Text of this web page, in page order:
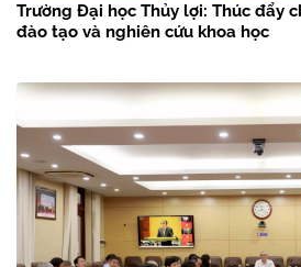
Trường Đại học Thủy lợi: Thúc đẩy
đào tạo và nghiên cứu khoa học